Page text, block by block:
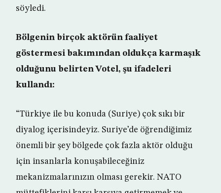
söyledi.
Bölgenin birçok aktörün faaliyet
göstermesi bakımından oldukça karmaşık
olduğunu belirten Votel, şu ifadeleri
kullandı:
“Türkiye ile bu konuda (Suriye) çok sıkı bir
diyalog içerisindeyiz. Suriye’de öğrendiğimiz
önemli bir şey bölgede çok fazla aktör olduğu
için insanlarla konuşabileceğiniz
mekanizmalarınızın olması gerekir. NATO